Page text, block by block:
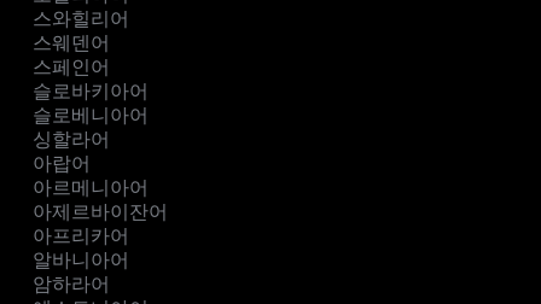
스와힐리어
스웨덴어
스페인어
슬로바키아어
슬로베니아어
싱할라어
아랍어
아르메니아어
아제르바이잔어
아프리카어
알바니아어
암하라어